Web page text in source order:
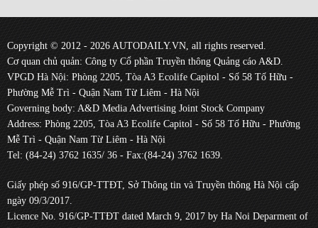
Copyright © 2012 - 2026 AUTODAILY.VN, all rights reserved.
Cơ quan chủ quản: Công ty Cổ phần Truyền thông Quảng cáo A&D.
VPGD Hà Nội: Phòng 2205, Tòa A3 Ecolife Capitol - Số 58 Tố Hữu -
Phường Mễ Trì - Quận Nam Từ Liêm - Hà Nội
Governing body: A&D Media Advertising Joint Stock Company
Address: Phòng 2205, Tòa A3 Ecolife Capitol - Số 58 Tố Hữu - Phường
Mễ Trì - Quận Nam Từ Liêm - Hà Nội
Tel: (84-24) 3762 1635/ 36 - Fax:(84-24) 3762 1639.
Giấy phép số 916/GP-TTĐT, Sở Thông tin và Truyền thông Hà Nội cấp
ngày 09/3/2017.
Licence No. 916/GP-TTĐT dated March 9, 2017 by Ha Noi Deparment of